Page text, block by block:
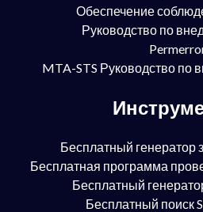
Обеспечение
Руководство по
MTA-STS Руководство по
Бесплатный генератор
Бесплатная программа
Бесплатный
Бесплатный поиск